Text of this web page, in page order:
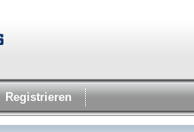
Registrieren